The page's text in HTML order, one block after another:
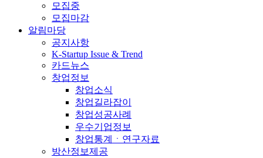
모집중
모집마감
알림마당
공지사항
K-Startup Issue & Trend
카드뉴스
창업정보
창업소식
창업길라잡이
창업성공사례
우수기업정보
창업통계ㆍ연구자료
방산정보제공